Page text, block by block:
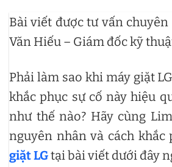
Bài viết được tư vấn
Văn Hiếu – Giám đốc kỹ
Phải làm sao khi máy giặt
khắc phục sự cố này hiệu
như thế nào? Hãy cùng
nguyên nhân và cách khắc
giặt LGtại bài viết dưới đây